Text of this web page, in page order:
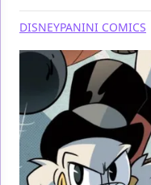
DISNEYPANINI COMICS